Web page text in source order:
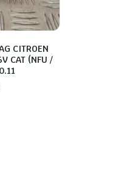
CITROEN
CAT (NFU /